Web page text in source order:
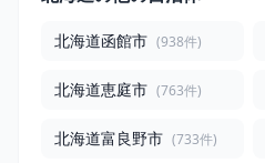
北海道函館市 (938件)
北海道恵庭市 (763件)
北海道富良野市 (733件)